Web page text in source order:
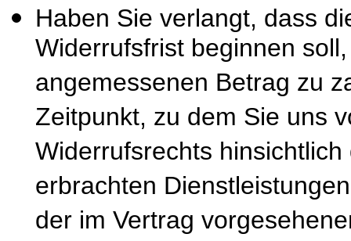
Haben Sie verlangt, dass
Widerrufsfrist beginnen
angemessenen Betrag zu
Zeitpunkt, zu dem Sie uns
Widerrufsrechts
erbrachten
der im Vertrag